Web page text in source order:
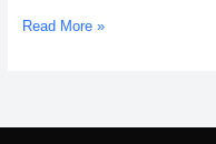
Read More »